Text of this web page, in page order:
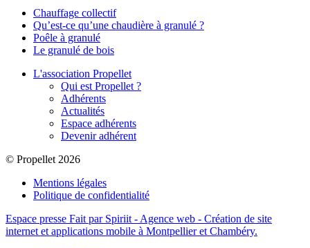
Chauffage collectif
Qu’est-ce qu’une chaudière à granulé ?
Poêle à granulé
Le granulé de bois
L'association Propellet
Qui est Propellet ?
Adhérents
Actualités
Espace adhérents
Devenir adhérent
© Propellet 2026
Mentions légales
Politique de confidentialité
Espace presse Fait par Spiriit - Agence web - Création de site
internet et applications mobile à Montpellier et Chambéry.